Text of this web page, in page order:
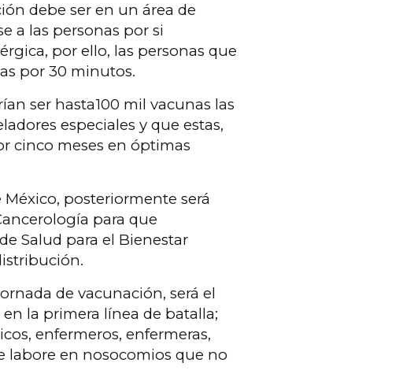
debe ser en un área de
a las personas por si
por ello, las personas que
por 30 minutos.
ser hasta100 mil vacunas las
especiales y que estas,
cinco meses en óptimas
posteriormente será
para que
Salud para el Bienestar
de vacunación, será el
la primera línea de batalla;
enfermeros, enfermeras,
labore en nosocomios que no